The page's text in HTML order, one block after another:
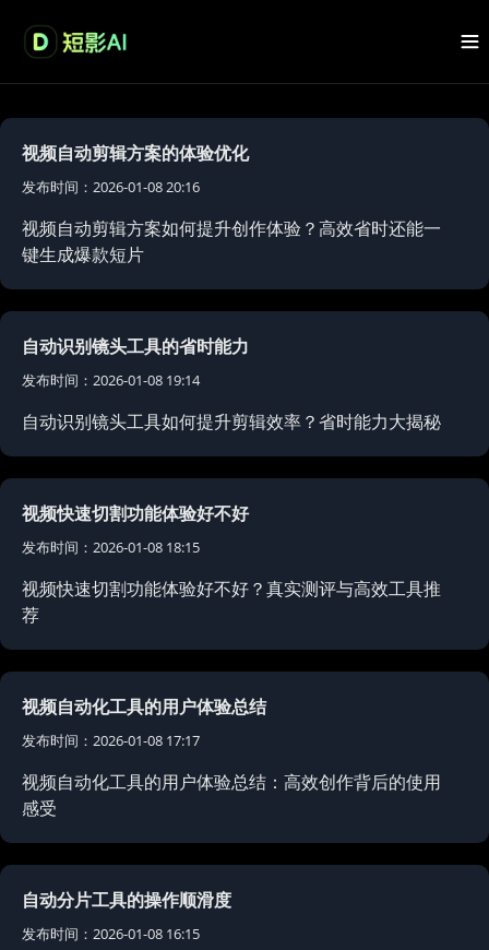
视频自动剪辑方案的体验优化
发布时间：2026-01-08 20:16
视频自动剪辑方案如何提升创作体验？高效省时还能一
键生成爆款短片
自动识别镜头工具的省时能力
发布时间：2026-01-08 19:14
自动识别镜头工具如何提升剪辑效率？省时能力大揭秘
视频快速切割功能体验好不好
发布时间：2026-01-08 18:15
视频快速切割功能体验好不好？真实测评与高效工具推
荐
视频自动化工具的用户体验总结
发布时间：2026-01-08 17:17
视频自动化工具的用户体验总结：高效创作背后的使用
感受
自动分片工具的操作顺滑度
发布时间：2026-01-08 16:15